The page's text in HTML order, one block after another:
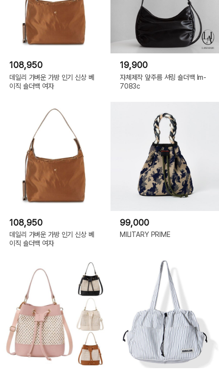
108,950
데일리 가벼운 가방 인기 신상 베
이직 숄더백 여자
19,900
자체제작 앞주름 셔링 숄더백 lm-
7083c
108,950
데일리 가벼운 가방 인기 신상 베
이직 숄더백 여자
99,000
MILITARY PRIME